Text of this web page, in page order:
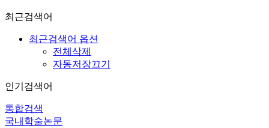
최근검색어
최근검색어 옵션
전체삭제
자동저장끄기
인기검색어
통합검색
국내학술논문